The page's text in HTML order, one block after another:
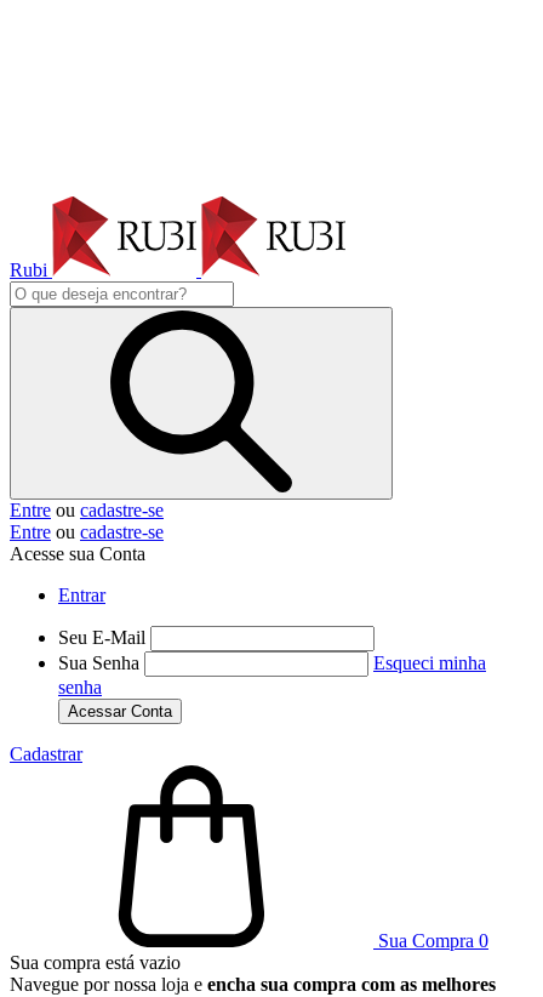
Rubi
Entre ou cadastre-se
Entre ou cadastre-se
Acesse sua Conta
Entrar
Seu E-Mail
Sua Senha
Esqueci minha
senha
Acessar Conta
Cadastrar
Sua Compra 0
Sua compra está vazio
Navegue por nossa loja e encha sua compra com as melhores